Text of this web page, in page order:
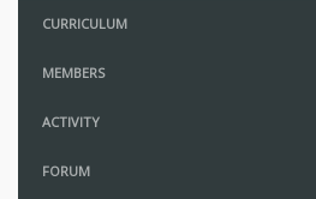
CURRICULUM
MEMBERS
ACTIVITY
FORUM